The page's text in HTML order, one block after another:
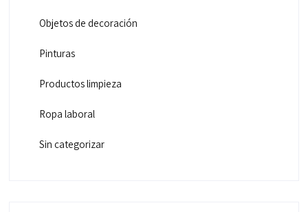
Objetos de decoración
Pinturas
Productos limpieza
Ropa laboral
Sin categorizar